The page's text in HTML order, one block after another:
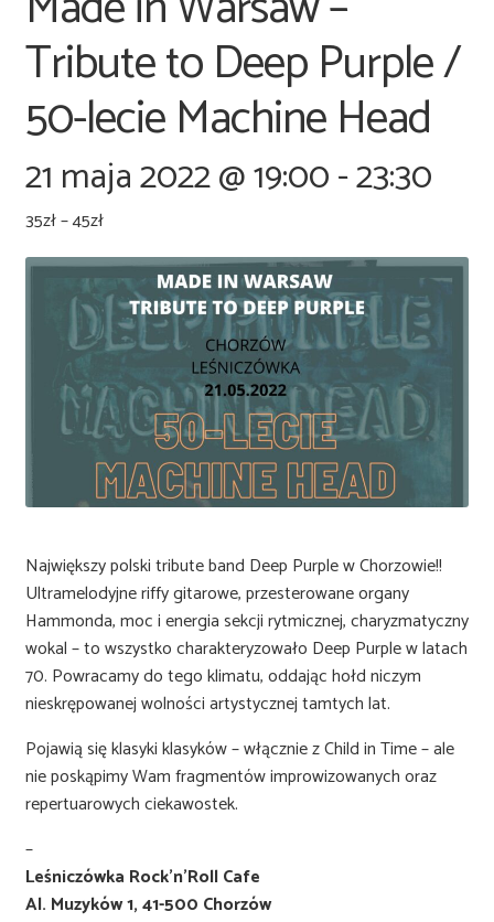
Tribute to Deep Purple /
50-lecie Machine Head
21 maja 2022 @ 19:00-23:30
35zł – 45zł
Największy polski tribute band Deep Purple w Chorzowie!!
Ultramelodyjne riffy gitarowe, przesterowane organy
Hammonda, moc i energia sekcji rytmicznej, charyzmatyczny
wokal – to wszystko charakteryzowało Deep Purple w latach
70. Powracamy do tego klimatu, oddając hołd niczym
nieskrępowanej wolności artystycznej tamtych lat.
Pojawią się klasyki klasyków – włącznie z Child in Time – ale
nie poskąpimy Wam fragmentów improwizowanych oraz
repertuarowych ciekawostek.
–
Leśniczówka Rock’n’Roll Cafe
Al. Muzyków 1, 41-500 Chorzów